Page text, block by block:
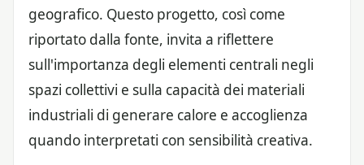
geografico. Questo progetto, così come
riportato dalla fonte, invita a riflettere
sull'importanza degli elementi centrali negli
spazi collettivi e sulla capacità dei materiali
industriali di generare calore e accoglienza
quando interpretati con sensibilità creativa.